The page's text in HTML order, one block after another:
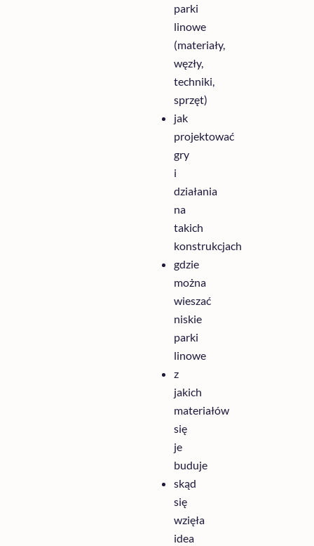
parki
linowe
(materiały,
węzły,
techniki,
sprzęt)
jak
projektować
gry
i
działania
na
takich
konstrukcjach
gdzie
można
wieszać
niskie
parki
linowe
z
jakich
materiałów
się
je
buduje
skąd
się
wzięła
idea